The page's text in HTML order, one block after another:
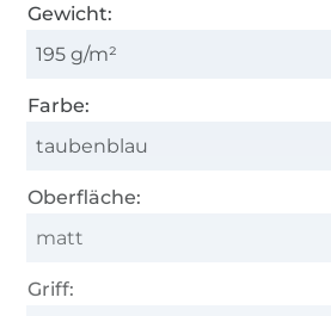
Gewicht:
195 g/m²
Farbe:
taubenblau
Oberfläche:
matt
Griff: